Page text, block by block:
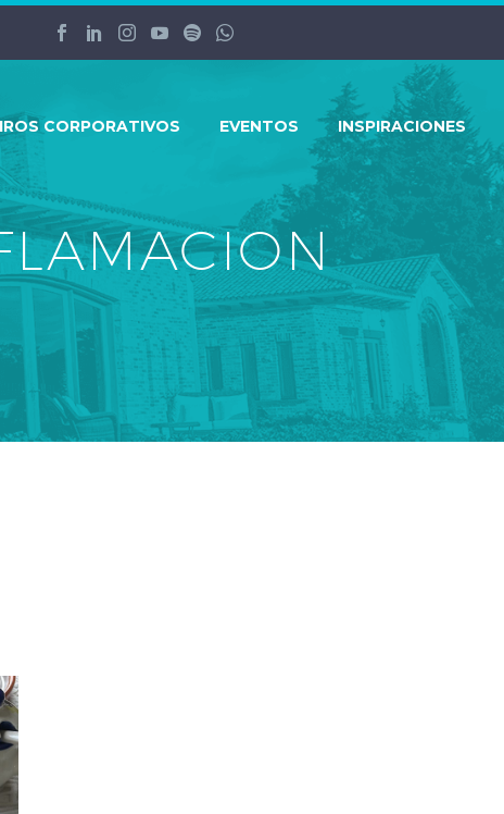
CORPORATIVOS EVENTOS INSPIRACIONES